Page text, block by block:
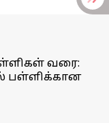
வரை:
பள்ளிக்கான